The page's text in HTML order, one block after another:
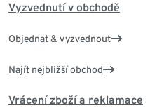
Vyzvednutí v obchodě
Objednat & vyzvednout
Najít nejbližší obchod
Vrácení zboží a reklamace